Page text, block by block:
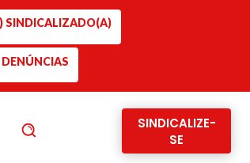
SINDICALIZADO(A)
SINDICALIZE-
SE